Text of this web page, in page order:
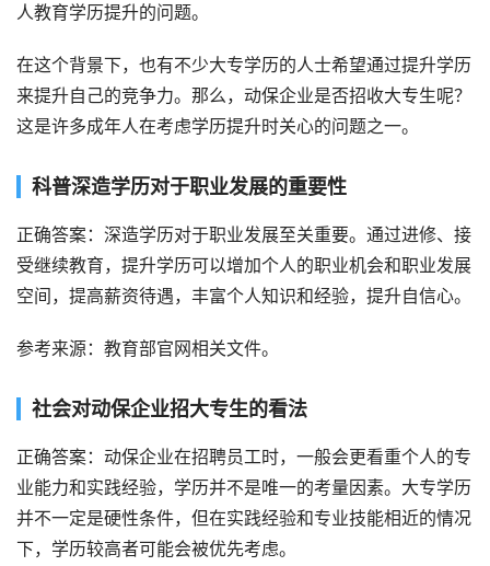
人教育学历提升的问题。
在这个背景下，也有不少大专学历的人士希望通过提升学历
来提升自己的竞争力。那么，动保企业是否招收大专生呢？
这是许多成年人在考虑学历提升时关心的问题之一。
科普深造学历对于职业发展的重要性
正确答案：深造学历对于职业发展至关重要。通过进修、接
受继续教育，提升学历可以增加个人的职业机会和职业发展
空间，提高薪资待遇，丰富个人知识和经验，提升自信心。
参考来源：教育部官网相关文件。
社会对动保企业招大专生的看法
正确答案：动保企业在招聘员工时，一般会更看重个人的专
业能力和实践经验，学历并不是唯一的考量因素。大专学历
并不一定是硬性条件，但在实践经验和专业技能相近的情况
下，学历较高者可能会被优先考虑。